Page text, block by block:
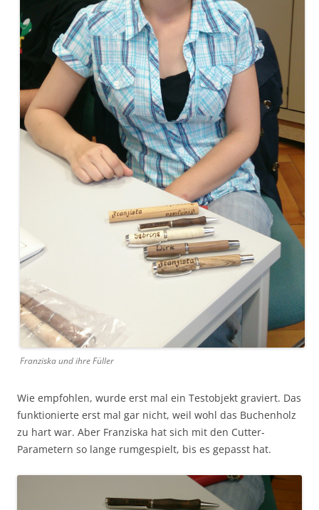
Franziska und ihre Füller
Wie empfohlen, wurde erst mal ein Testobjekt graviert. Das
funktionierte erst mal gar nicht, weil wohl das Buchenholz
zu hart war. Aber Franziska hat sich mit den Cutter-
Parametern so lange rumgespielt, bis es gepasst hat.